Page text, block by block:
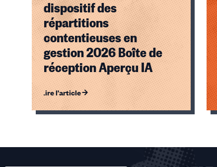
dispositif des
répartitions
contentieuses en
gestion 2026 Boîte de
réception Aperçu IA
Lire l'article
Éléments